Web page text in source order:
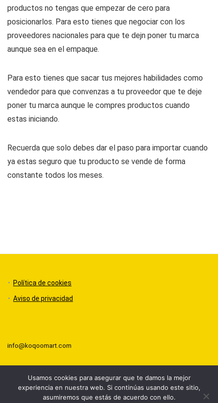
productos no tengas que empezar de cero para
posicionarlos. Para esto tienes que negociar con los
proveedores nacionales para que te dejn poner tu marca
aunque sea en el empaque.
Para esto tienes que sacar tus mejores habilidades como
vendedor para que convenzas a tu proveedor que te deje
poner tu marca aunque le compres productos cuando
estas iniciando.
Recuerda que solo debes dar el paso para importar cuando
ya estas seguro que tu producto se vende de forma
constante todos los meses.
Política de cookies
Aviso de privacidad
info@koqoomart.com
koqoomart.com 2020 - 2024
Usamos cookies para asegurar que te damos la mejor
experiencia en nuestra web. Si continúas usando este sitio,
asumiremos que estás de acuerdo con ello.